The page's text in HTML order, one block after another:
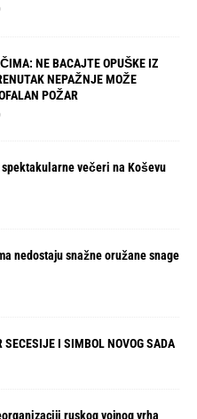
NE BACAJTE OPUŠKE IZ
NEPAŽNJE MOŽE
POŽAR
večeri na Koševu
nedostaju snažne oružane snage
I SIMBOL NOVOG SADA
ruskog vojnog vrha